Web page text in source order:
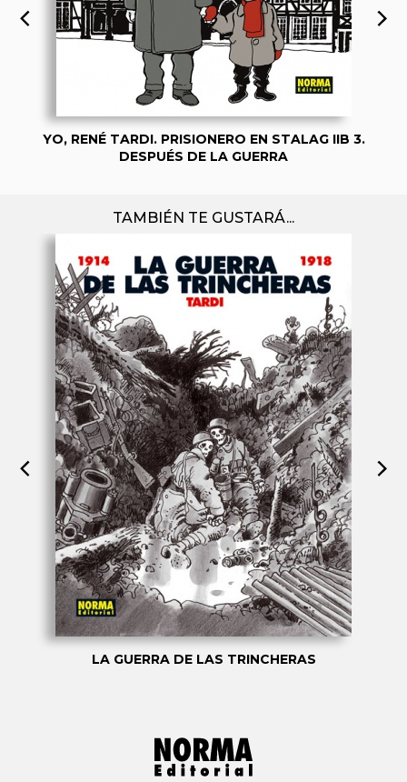
YO, RENÉ TARDI. PRISIONERO EN STALAG IIB 3.
DESPUÉS DE LA GUERRA
TAMBIÉN TE GUSTARÁ...
LA GUERRA DE LAS TRINCHERAS